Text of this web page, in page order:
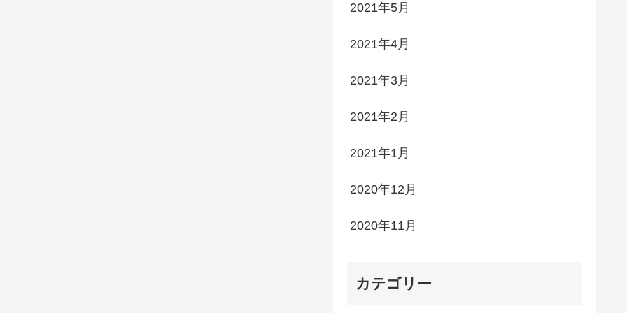
2021年5月
2021年4月
2021年3月
2021年2月
2021年1月
2020年12月
2020年11月
カテゴリー